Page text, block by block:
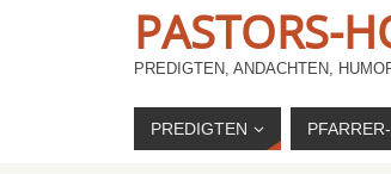
PASTORS-
PREDIGTEN, ANDACHTEN,
PREDIGTEN